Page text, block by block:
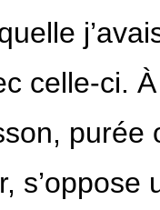
celle-ci.
purée